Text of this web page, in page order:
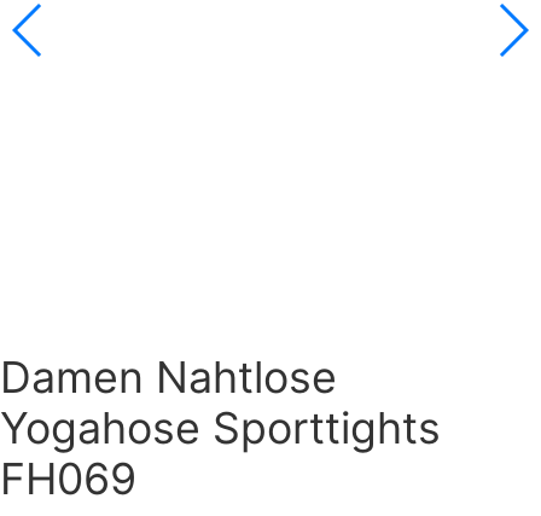
Damen Nahtlose
Yogahose Sporttights
FH069